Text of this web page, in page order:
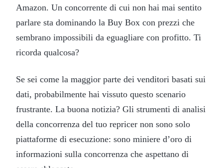
Amazon. Un concorrente di cui non hai mai sentito
parlare sta dominando la Buy Box con prezzi che
sembrano impossibili da eguagliare con profitto. Ti
ricorda qualcosa?
Se sei come la maggior parte dei venditori basati sui
dati, probabilmente hai vissuto questo scenario
frustrante. La buona notizia? Gli strumenti di analisi
della concorrenza del tuo repricer non sono solo
piattaforme di esecuzione: sono miniere d’oro di
informazioni sulla concorrenza che aspettano di